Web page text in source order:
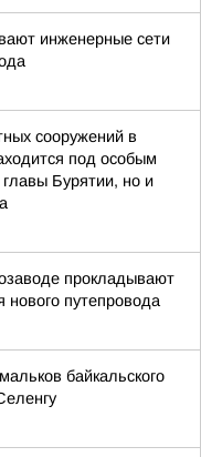
инженерные сети
сооружений в
под особым
Бурятии, но и
прокладывают
путепровода
байкальского